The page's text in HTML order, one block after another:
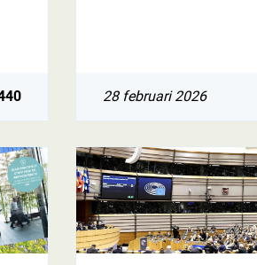
28 februari 2026